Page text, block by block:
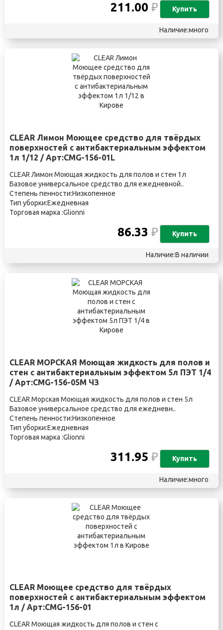
211.00₽ Купить
Наличие:много
CLEAR Лимон Моющее средство для твёрдых
поверхностей с антибактериальным эффектом
1л 1/12 / Арт:CMG-156-01L
CLEAR Лимон Моющая жидкость для полов и стен 1л
Базовое универсальное средство для ежедневной..
Степень пенности:Низкопенное
Тип уборки:Ежедневная
Торговая марка :Glionni
86.33₽ Купить
Наличие:В наличии
CLEAR МОРСКАЯ Моющая жидкость для полов и
стен с антибактериальным эффектом 5л ПЭТ 1/4
/ Арт:CMG-156-05M ЧЗ
CLEAR Морская Моющая жидкость для полов и стен 5л
Базовое универсальное средство для ежедневн..
Степень пенности:Низкопенное
Тип уборки:Ежедневная
Торговая марка :Glionni
311.95₽ Купить
Наличие:много
CLEAR Моющее средство для твёрдых
поверхностей с антибактериальным эффектом
1л / Арт:CMG-156-01
CLEAR Моющая жидкость для полов и стен с